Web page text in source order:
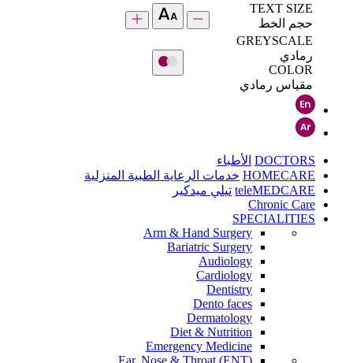
TEXT SIZE
حجم الخط
GREYSCALE
رمادي
COLOR
مقياس رمادي
DOCTORS الأطباء
HOMECARE خدمات الرعاية الطبية المنزلية
teleMEDCARE تيلي ميدكير
Chronic Care
SPECIALITIES
Arm & Hand Surgery
Bariatric Surgery
Audiology
Cardiology
Dentistry
Dento faces
Dermatology
Diet & Nutrition
Emergency Medicine
Ear, Nose & Throat (ENT)